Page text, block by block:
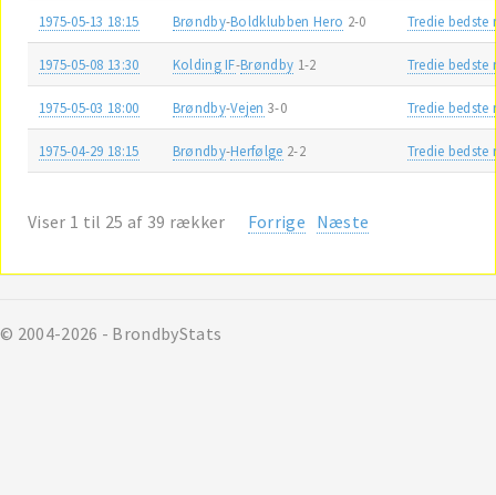
1975-05-13 18:15 Brøndby-Boldklubben Hero 2-0 Tredie bedste
1975-05-08 13:30 Kolding IF-Brøndby 1-2 Tredie bedste
1975-05-03 18:00 Brøndby-Vejen 3-0 Tredie bedste
1975-04-29 18:15 Brøndby-Herfølge 2-2 Tredie bedste
Viser 1 til 25 af 39 rækker Forrige Næste
© 2004-2026 - BrondbyStats